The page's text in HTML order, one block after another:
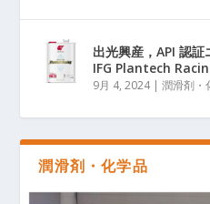
出光興産，API 認
IFG Plantech
9月 4, 2024|潤滑剤・
潤滑剤・化学品